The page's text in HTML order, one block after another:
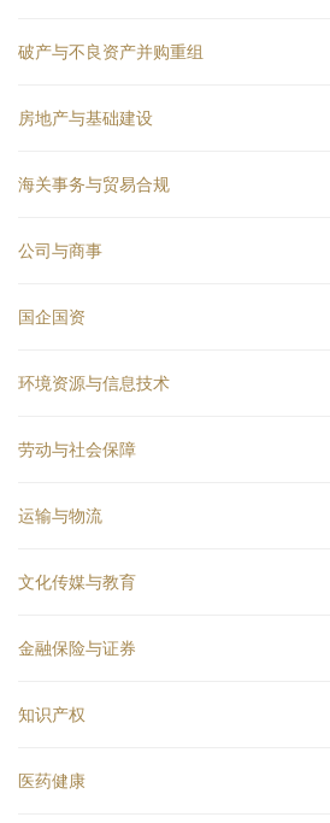
破产与不良资产并购重组
房地产与基础建设
海关事务与贸易合规
公司与商事
国企国资
环境资源与信息技术
劳动与社会保障
运输与物流
文化传媒与教育
金融保险与证券
知识产权
医药健康